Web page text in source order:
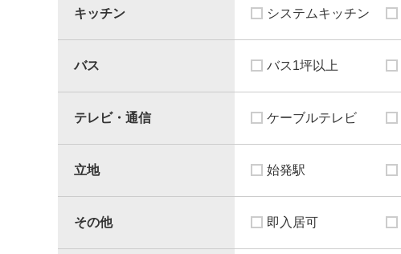
キッチン システムキッチン
バス バス1坪以上
テレビ・通信 ケーブルテレビ
立地 始発駅
その他 即入居可